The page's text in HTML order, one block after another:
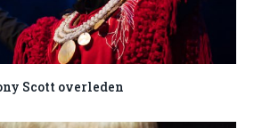
Scott overleden